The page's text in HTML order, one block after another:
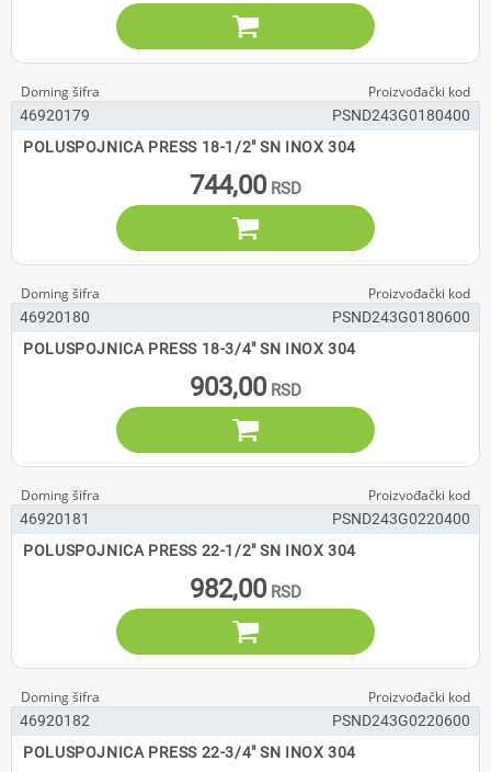

46920179
PSND243G0180400
POLUSPOJNICA PRESS 18-1/2" SN INOX 304
744,00

46920180
PSND243G0180600
POLUSPOJNICA PRESS 18-3/4" SN INOX 304
903,00

46920181
PSND243G0220400
POLUSPOJNICA PRESS 22-1/2" SN INOX 304
982,00

46920182
PSND243G0220600
POLUSPOJNICA PRESS 22-3/4" SN INOX 304